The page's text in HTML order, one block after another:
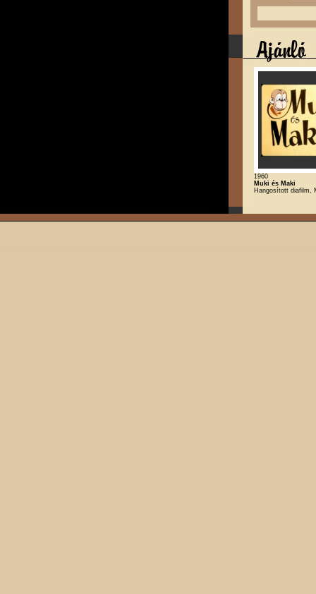
1960
Muki és Maki
Hangosított diafilm,